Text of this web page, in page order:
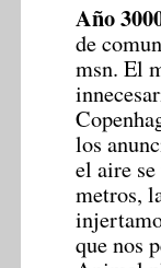
Año
de
msn. El
los
el aire
metros,
que nos